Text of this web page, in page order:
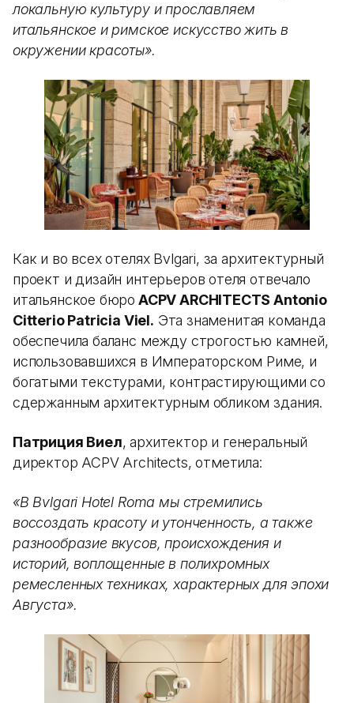
локальную культуру и прославляем
итальянское и римское искусство жить в
окружении красоты».
Как и во всех отелях Bvlgari, за архитектурный
проект и дизайн интерьеров отеля отвечало
итальянское бюро ACPV ARCHITECTS Antonio
Citterio Patricia Viel. Эта знаменитая команда
обеспечила баланс между строгостью камней,
использовавшихся в Императорском Риме, и
богатыми текстурами, контрастирующими со
сдержанным архитектурным обликом здания.
Патриция Виел, архитектор и генеральный
директор ACPV Architects, отметила:
«В Bvlgari Hotel Roma мы стремились
воссоздать красоту и утонченность, а также
разнообразие вкусов, происхождения и
историй, воплощенные в полихромных
ремесленных техниках, характерных для эпохи
Августа».